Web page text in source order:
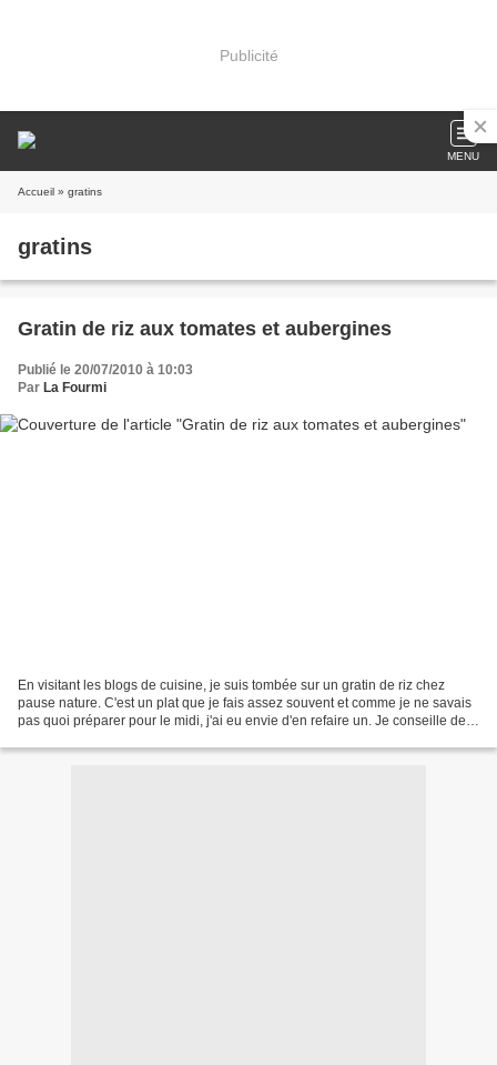
Publicité
MENU
Accueil » gratins
gratins
Gratin de riz aux tomates et aubergines
Publié le 20/07/2010 à 10:03
Par La Fourmi
En visitant les blogs de cuisine, je suis tombée sur un gratin de riz chez
pause nature. C'est un plat que je fais assez souvent et comme je ne savais
pas quoi préparer pour le midi, j'ai eu envie d'en refaire un. Je conseille de